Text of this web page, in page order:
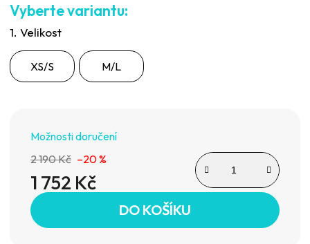
1. Velikost
XS/S M/L
Možnosti doručení
2 190 Kč –20 %
1 752 Kč
Měrná cena: DO KOŠÍKU